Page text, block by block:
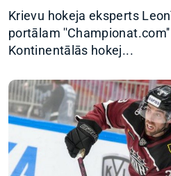
Krievu hokeja eksperts
portālam
Kontinentālās hokej...